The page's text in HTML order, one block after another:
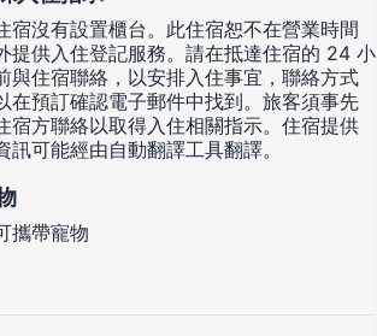
宿沒有設置櫃台。此住宿恕不在營業時間
提供入住登記服務。請在抵達住宿的 24 小
與住宿聯絡，以安排入住事宜，聯絡方式
在預訂確認電子郵件中找到。旅客須事先
宿方聯絡以取得入住相關指示。住宿提供
訊可能經由自動翻譯工具翻譯。
攜帶寵物